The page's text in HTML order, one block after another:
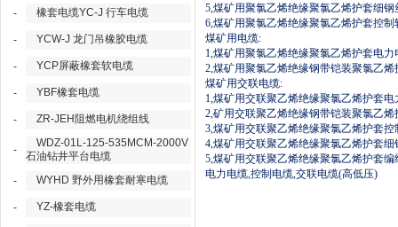
- 橡套电缆YC-J 行车电缆
- YCW-J 龙门吊橡胶电缆
- YCP屏蔽橡套软电缆
- YBF橡套电缆
- ZR-JEH阻燃电机绕组线
-
WDZ-01L-125-535MCM-2000V
石油钻井平台电缆
-
WYHD 野外用橡套耐寒电缆
- YZ-橡套电缆
5,煤矿用聚氯乙烯绝缘聚氯乙烯护套细钢
6,煤矿用聚氯乙烯绝缘聚氯乙烯护套控制
煤矿用电缆:
1,煤矿用聚氯乙烯绝缘聚氯乙烯护套电力
2,煤矿用聚氯乙烯绝缘钢带铠装聚氯乙烯
煤矿用交联电缆:
1,煤矿用交联聚乙烯绝缘聚氯乙烯护套电
2,矿用交联聚乙烯绝缘钢带铠装聚氯乙烯
3,煤矿用交联聚乙烯绝缘聚氯乙烯护套控
4,煤矿用交联聚乙烯绝缘聚氯乙烯护套
5,煤矿用交联聚乙烯绝缘聚氯乙烯护套编
电力电缆,控制电缆,交联电缆(高低压)